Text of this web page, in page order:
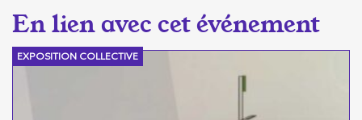
EXPOSITION COLLECTIVE